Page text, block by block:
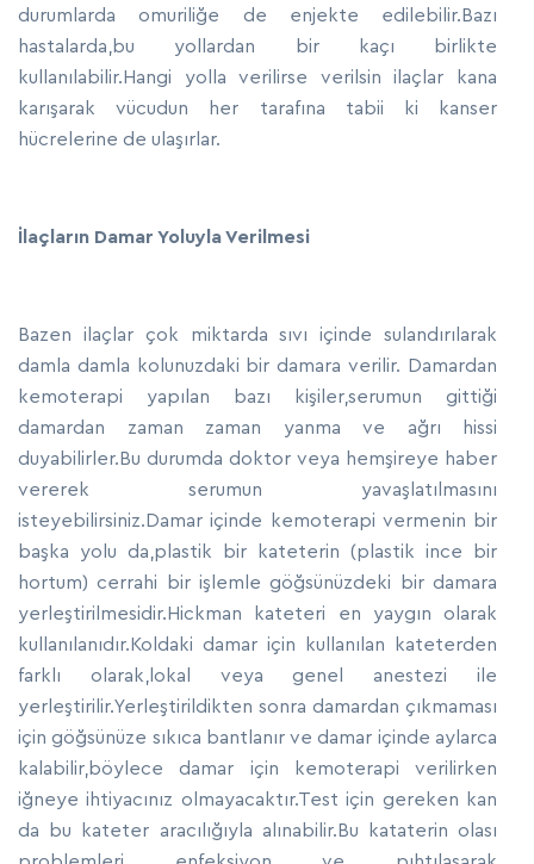
durumlarda omuriliğe de enjekte edilebilir.Bazı
hastalarda,bu yollardan bir kaçı birlikte
kullanılabilir.Hangi yolla verilirse verilsin ilaçlar kana
karışarak vücudun her tarafına tabii ki kanser
hücrelerine de ulaşırlar.
İlaçların Damar Yoluyla Verilmesi
Bazen ilaçlar çok miktarda sıvı içinde sulandırılarak
damla damla kolunuzdaki bir damara verilir. Damardan
kemoterapi yapılan bazı kişiler,serumun gittiği
damardan zaman zaman yanma ve ağrı hissi
duyabilirler.Bu durumda doktor veya hemşireye haber
vererek serumun yavaşlatılmasını
isteyebilirsiniz.Damar içinde kemoterapi vermenin bir
başka yolu da,plastik bir kateterin (plastik ince bir
hortum) cerrahi bir işlemle göğsünüzdeki bir damara
yerleştirilmesidir.Hickman kateteri en yaygın olarak
kullanılanıdır.Koldaki damar için kullanılan kateterden
farklı olarak,lokal veya genel anestezi ile
yerleştirilir.Yerleştirildikten sonra damardan çıkmaması
için göğsünüze sıkıca bantlanır ve damar içinde aylarca
kalabilir,böylece damar için kemoterapi verilirken
iğneye ihtiyacınız olmayacaktır.Test için gereken kan
da bu kateter aracılığıyla alınabilir.Bu kataterin olası